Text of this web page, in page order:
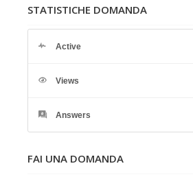
STATISTICHE DOMANDA
Active
Views
Answers
FAI UNA DOMANDA